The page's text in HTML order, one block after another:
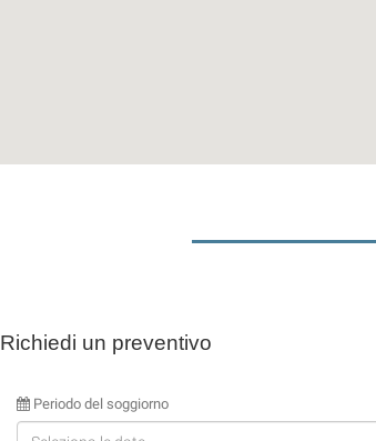
Richiedi un preventivo